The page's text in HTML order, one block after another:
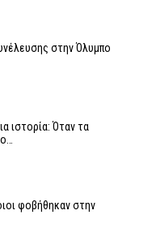
στην Όλυμπο
ιστορία: Όταν τα
φοβήθηκαν στην